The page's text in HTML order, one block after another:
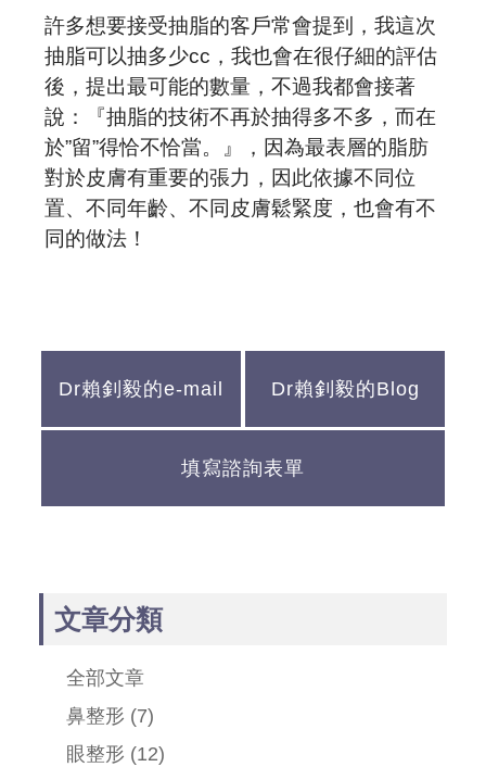
許多想要接受抽脂的客戶常會提到，我這次
抽脂可以抽多少cc，我也會在很仔細的評估
後，提出最可能的數量，不過我都會接著
說：『抽脂的技術不再於抽得多不多，而在
於”留”得恰不恰當。』，因為最表層的脂肪
對於皮膚有重要的張力，因此依據不同位
置、不同年齡、不同皮膚鬆緊度，也會有不
同的做法！
Dr賴釗毅的e-mail Dr賴釗毅的Blog
填寫諮詢表單
文章分類
全部文章
鼻整形 (7)
眼整形 (12)